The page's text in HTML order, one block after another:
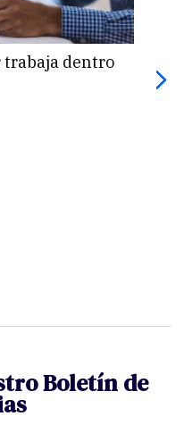
dentro
Boletín de